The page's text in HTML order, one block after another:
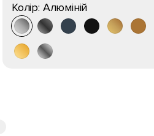
Колір: Алюміній